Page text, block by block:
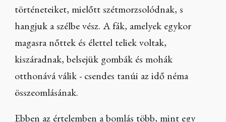
történeteiket, mielőtt szétmorzsolódnak, s
hangjuk a szélbe vész. A fák, amelyek egykor
magasra nőttek és élettel teliek voltak,
kiszáradnak, belsejük gombák és mohák
otthonává válik - csendes tanúi az idő néma
összeomlásának.
Ebben az értelemben a bomlás több, mint egy